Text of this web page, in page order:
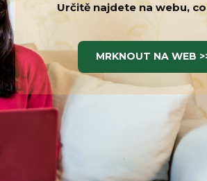
Určitě najdete na webu,
MRKNOUT NA WEB